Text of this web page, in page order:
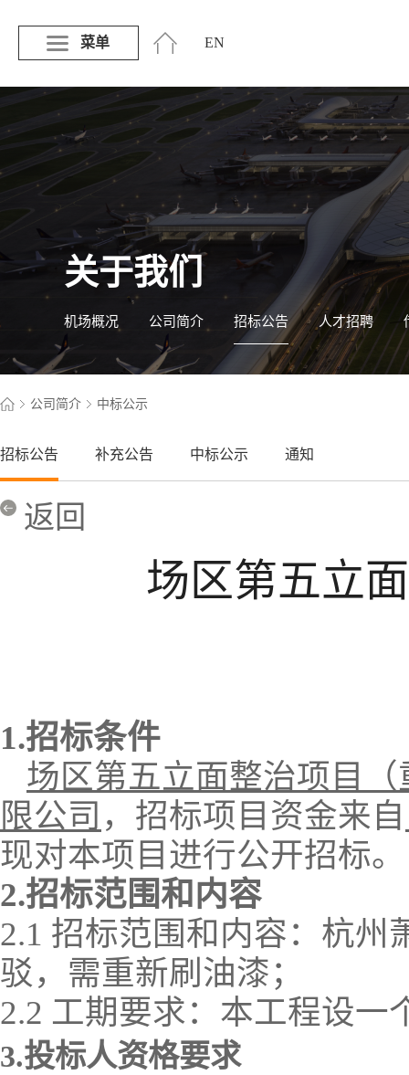
菜单 EN
关于我们
机场概况 公司简介 招标公告 人才招聘
公司简介 中标公示
招标公告 补充公告 中标公示 通知
返回
场区第五立
1.招标条件
场区第五立面整治项目
限公司 ，招标项目资金来自
现对本项目 进行公开招标。
2.招标范围和内容
2.1 招标范围和内容： 杭州
驳，需重新刷油漆；
2.2 工期要求：本工程设一
3.投标人资格要求